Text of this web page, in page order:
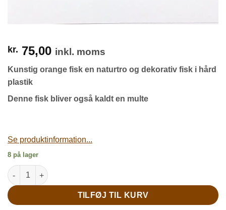
kr. 75,00 inkl. moms
Kunstig orange fisk en naturtro og dekorativ fisk i hård
plastik
Denne fisk bliver også kaldt en multe
Se produktinformation...
8 på lager
Kunstig orange fisk antal
TILFØJ TIL KURV